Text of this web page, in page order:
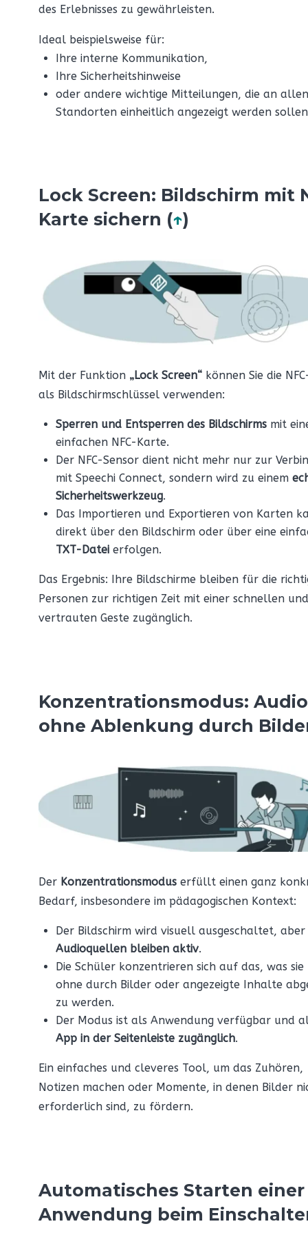
des Erlebnisses zu gewährleisten.
Ideal beispielsweise für:
Ihre interne Kommunikation,
Ihre Sicherheitshinweise
oder andere wichtige Mitteilungen, die an
Standorten einheitlich angezeigt werden
Lock Screen: Bildschirm mit
Karte sichern (↑)
Mit der Funktion „Lock Screen“ können Sie die
als Bildschirmschlüssel verwenden:
Sperren und Entsperren des Bildschirms mit
einfachen NFC-Karte.
Der NFC-Sensor dient nicht mehr nur zur
mit Speechi Connect, sondern wird zu einem
Sicherheitswerkzeug.
Das Importieren und Exportieren von Karten
direkt über den Bildschirm oder über eine
TXT-Datei erfolgen.
Das Ergebnis: Ihre Bildschirme bleiben für die
Personen zur richtigen Zeit mit einer schnellen und
vertrauten Geste zugänglich.
Konzentrationsmodus: Audio
ohne Ablenkung durch
Der Konzentrationsmodus erfüllt einen ganz
Bedarf, insbesondere im pädagogischen Kontext:
Der Bildschirm wird visuell ausgeschaltet, aber
Audioquellen bleiben aktiv.
Die Schüler konzentrieren sich auf das, was
ohne durch Bilder oder angezeigte Inhalte
zu werden.
Der Modus ist als Anwendung verfügbar und
App in der Seitenleiste zugänglich.
Ein einfaches und cleveres Tool, um das Zuhören,
Notizen machen oder Momente, in denen Bilder
erforderlich sind, zu fördern.
Automatisches Starten einer
Anwendung beim